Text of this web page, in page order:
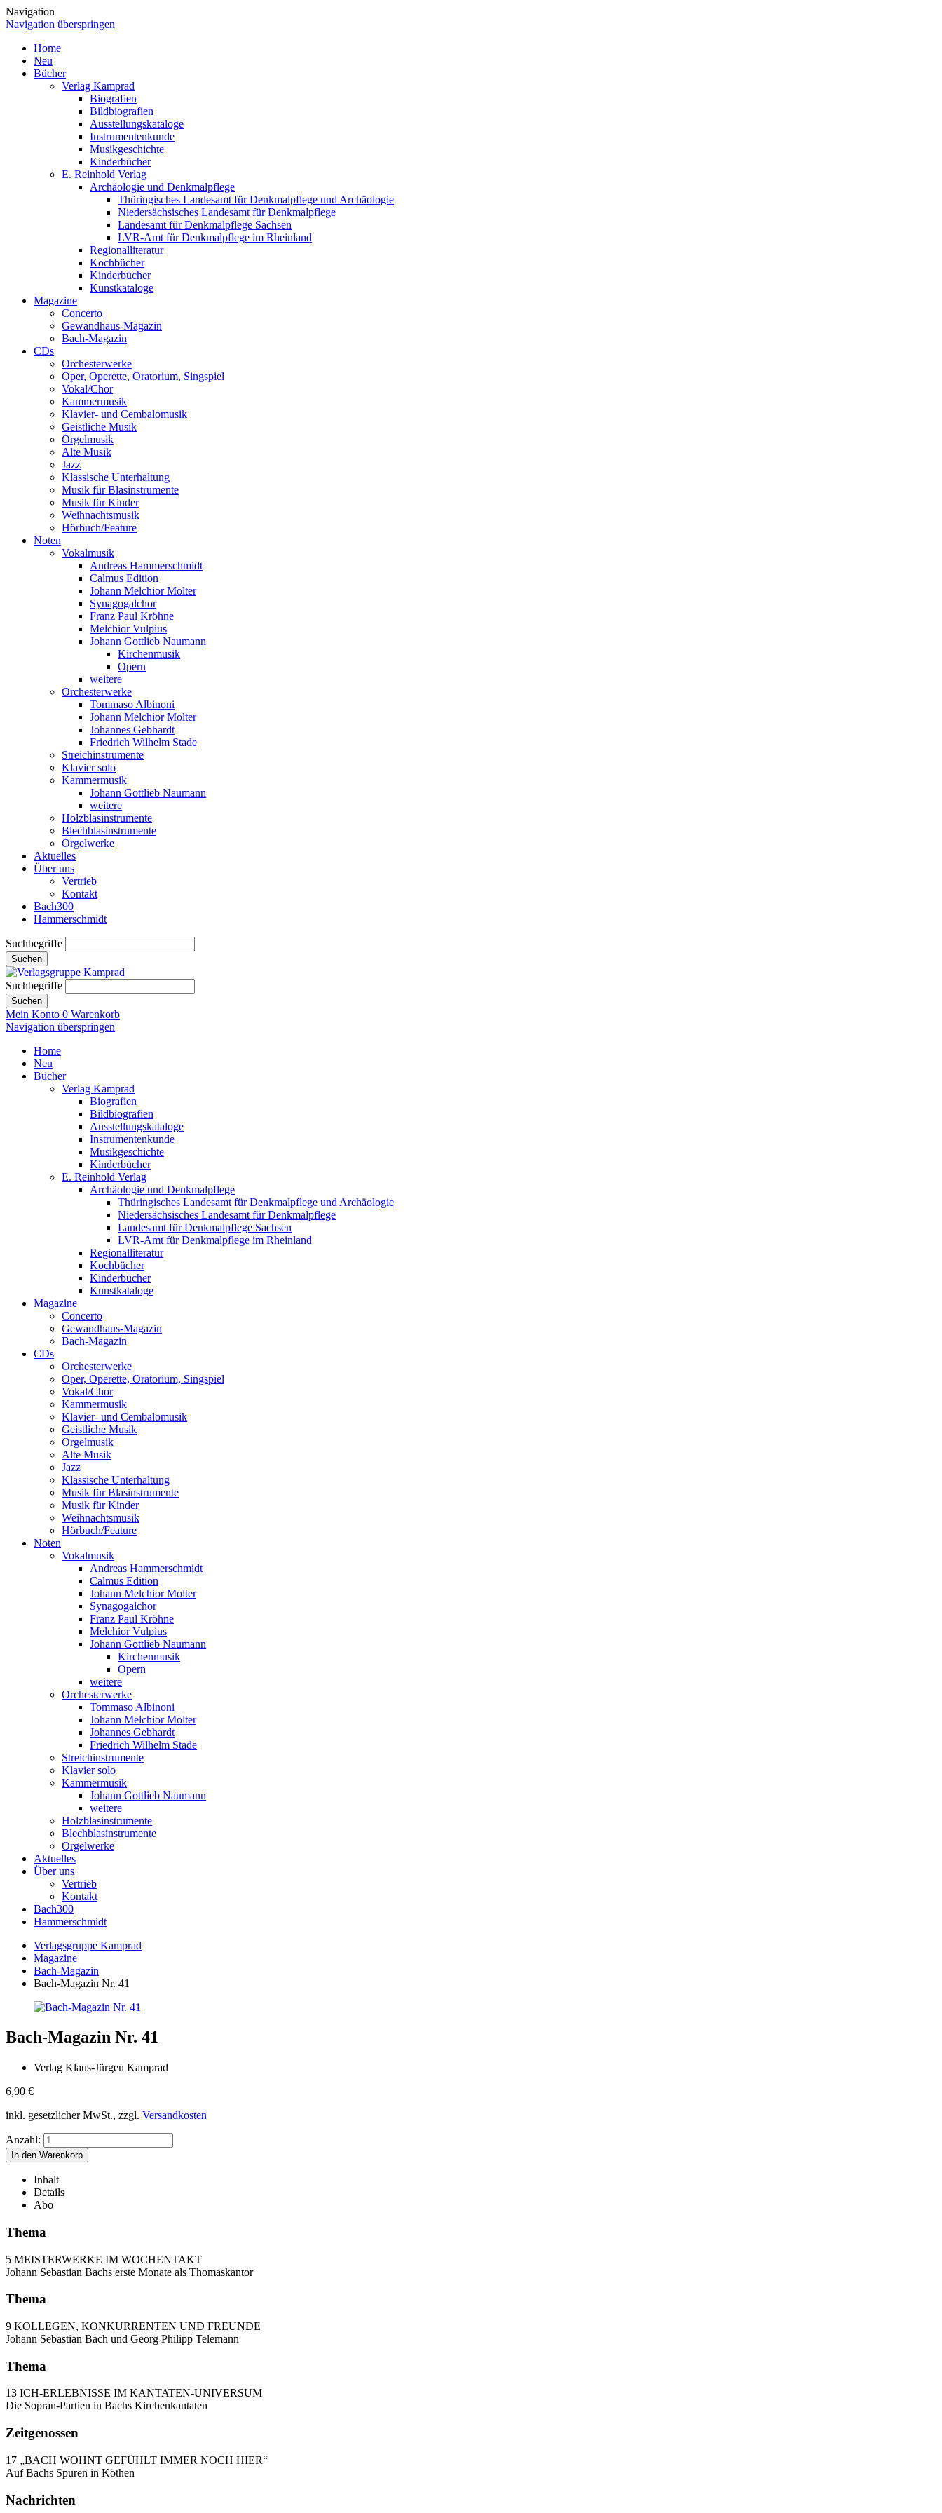
Navigation
Navigation überspringen
Home
Neu
Bücher
Verlag Kamprad
Biografien
Bildbiografien
Ausstellungskataloge
Instrumentenkunde
Musikgeschichte
Kinderbücher
E. Reinhold Verlag
Archäologie und Denkmalpflege
Thüringisches Landesamt für Denkmalpflege und Archäologie
Niedersächsisches Landesamt für Denkmalpflege
Landesamt für Denkmalpflege Sachsen
LVR-Amt für Denkmalpflege im Rheinland
Regionalliteratur
Kochbücher
Kinderbücher
Kunstkataloge
Magazine
Concerto
Gewandhaus-Magazin
Bach-Magazin
CDs
Orchesterwerke
Oper, Operette, Oratorium, Singspiel
Vokal/Chor
Kammermusik
Klavier- und Cembalomusik
Geistliche Musik
Orgelmusik
Alte Musik
Jazz
Klassische Unterhaltung
Musik für Blasinstrumente
Musik für Kinder
Weihnachtsmusik
Hörbuch/Feature
Noten
Vokalmusik
Andreas Hammerschmidt
Calmus Edition
Johann Melchior Molter
Synagogalchor
Franz Paul Kröhne
Melchior Vulpius
Johann Gottlieb Naumann
Kirchenmusik
Opern
weitere
Orchesterwerke
Tommaso Albinoni
Johann Melchior Molter
Johannes Gebhardt
Friedrich Wilhelm Stade
Streichinstrumente
Klavier solo
Kammermusik
Johann Gottlieb Naumann
weitere
Holzblasinstrumente
Blechblasinstrumente
Orgelwerke
Aktuelles
Über uns
Vertrieb
Kontakt
Bach300
Hammerschmidt
Suchbegriffe
Suchen
Suchbegriffe
Suchen
Mein Konto 0 Warenkorb
Navigation überspringen
Home
Neu
Bücher
Verlag Kamprad
Biografien
Bildbiografien
Ausstellungskataloge
Instrumentenkunde
Musikgeschichte
Kinderbücher
E. Reinhold Verlag
Archäologie und Denkmalpflege
Thüringisches Landesamt für Denkmalpflege und Archäologie
Niedersächsisches Landesamt für Denkmalpflege
Landesamt für Denkmalpflege Sachsen
LVR-Amt für Denkmalpflege im Rheinland
Regionalliteratur
Kochbücher
Kinderbücher
Kunstkataloge
Magazine
Concerto
Gewandhaus-Magazin
Bach-Magazin
CDs
Orchesterwerke
Oper, Operette, Oratorium, Singspiel
Vokal/Chor
Kammermusik
Klavier- und Cembalomusik
Geistliche Musik
Orgelmusik
Alte Musik
Jazz
Klassische Unterhaltung
Musik für Blasinstrumente
Musik für Kinder
Weihnachtsmusik
Hörbuch/Feature
Noten
Vokalmusik
Andreas Hammerschmidt
Calmus Edition
Johann Melchior Molter
Synagogalchor
Franz Paul Kröhne
Melchior Vulpius
Johann Gottlieb Naumann
Kirchenmusik
Opern
weitere
Orchesterwerke
Tommaso Albinoni
Johann Melchior Molter
Johannes Gebhardt
Friedrich Wilhelm Stade
Streichinstrumente
Klavier solo
Kammermusik
Johann Gottlieb Naumann
weitere
Holzblasinstrumente
Blechblasinstrumente
Orgelwerke
Aktuelles
Über uns
Vertrieb
Kontakt
Bach300
Hammerschmidt
Verlagsgruppe Kamprad
Magazine
Bach-Magazin
Bach-Magazin Nr. 41
Bach-Magazin Nr. 41
Verlag Klaus-Jürgen Kamprad
6,90 €
inkl. gesetzlicher MwSt., zzgl. Versandkosten
Anzahl:
Inhalt
Details
Abo
Thema
5 MEISTERWERKE IM WOCHENTAKT
Johann Sebastian Bachs erste Monate als Thomaskantor
Thema
9 KOLLEGEN, KONKURRENTEN UND FREUNDE
Johann Sebastian Bach und Georg Philipp Telemann
Thema
13 ICH-ERLEBNISSE IM KANTATEN-UNIVERSUM
Die Sopran-Partien in Bachs Kirchenkantaten
Zeitgenossen
17 „BACH WOHNT GEFÜHLT IMMER NOCH HIER“
Auf Bachs Spuren in Köthen
Nachrichten